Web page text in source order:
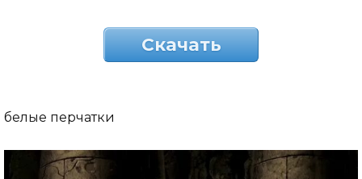
Скачать
белые перчатки